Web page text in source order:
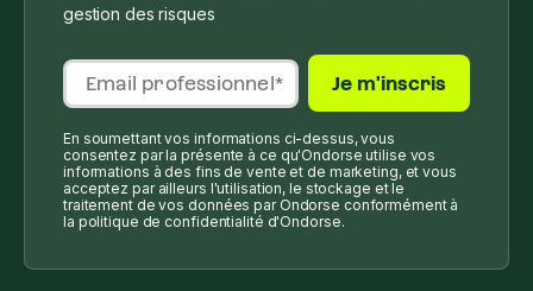
gestion des risques
En soumettant vos informations ci-dessus, vous
consentez par la présente à ce qu'Ondorse utilise vos
informations à des fins de vente et de marketing, et vous
acceptez par ailleurs l'utilisation, le stockage et le
traitement de vos données par Ondorse conformément à
la politique de confidentialité d'Ondorse.